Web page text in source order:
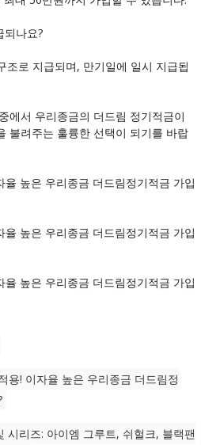
되나요?
조로 지급되며, 만기일에 일시 지급됩
에서 우리종금의 더드림 정기적금이
불려주는 훌륭한 선택이 되기를 바랍
율 높은 우리종금 더드림정기적금 가입
율 높은 우리종금 더드림정기적금 가입
율 높은 우리종금 더드림정기적금 가입
용! 이자율 높은 우리종금 더드림정
시리즈: 아이엠 그루트, 쉬헐크, 블랙팬